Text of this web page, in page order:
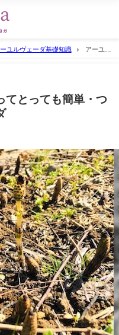
ユルヴェーダ基礎知識
アーユル
てとっても簡単・つ